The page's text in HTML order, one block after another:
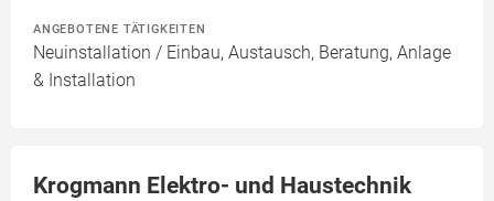
ANGEBOTENE TÄTIGKEITEN
Neuinstallation / Einbau, Austausch, Beratung, Anlage
& Installation
Krogmann Elektro- und Haustechnik